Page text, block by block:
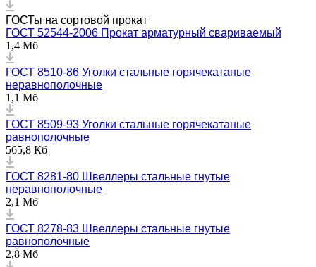
ГОСТы на сортовой прокат
ГОСТ 52544-2006 Прокат арматурный свариваемый
1,4 Мб
ГОСТ 8510-86 Уголки стальные горячекатаные
неравнополочные
1,1 Мб
ГОСТ 8509-93 Уголки стальные горячекатаные
равнополочные
565,8 Кб
ГОСТ 8281-80 Швеллеры стальные гнутые
неравнополочные
2,1 Мб
ГОСТ 8278-83 Швеллеры стальные гнутые
равнополочные
2,8 Мб